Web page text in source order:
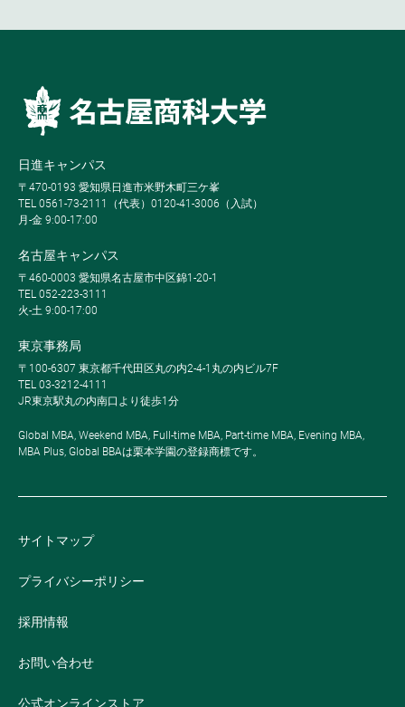
日進キャンパス
〒470-0193 愛知県日進市米野木町三ケ峯
TEL 0561-73-2111（代表）0120-41-3006（入試）
月-金 9:00-17:00
名古屋キャンパス
〒460-0003 愛知県名古屋市中区錦1-20-1
TEL 052-223-3111
火-土 9:00-17:00
東京事務局
〒100-6307 東京都千代田区丸の内2-4-1丸の内ビル7F
TEL 03-3212-4111
JR東京駅丸の内南口より徒歩1分
Global MBA, Weekend MBA, Full-time MBA, Part-time MBA, Evening MBA,
MBA Plus, Global BBAは栗本学園の登録商標です。
サイトマップ
プライバシーポリシー
採用情報
お問い合わせ
公式オンラインストア